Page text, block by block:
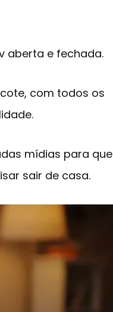
aberta e fechada.
com todos os
mídias para que
sair de casa.